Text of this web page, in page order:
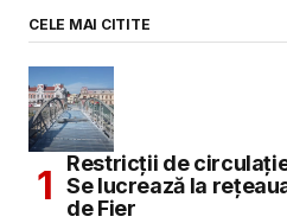
CELE MAI CITITE
Restricții de
Se lucrează la
de Fier